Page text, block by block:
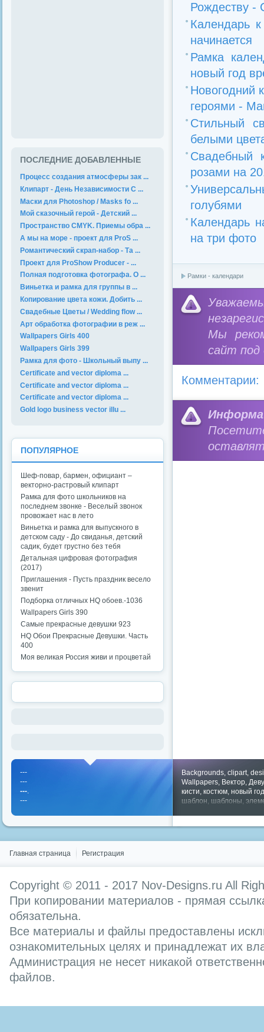
Рождеству -
Календарь
начинается
Рамка
новый год
Новогодний
героями -
Стильный
белыми
Свадебный
розами на
голубями
Календарь
на три фото
Рамки - календари
Мы
сайт под
Комментарии:
ПОСЛЕДНИЕ ДОБАВЛЕННЫЕ
Процесс создания атмосферы зак ...
Клипарт - День Независимости С ...
Маски для Photoshop / Masks fo ...
Мой сказочный герой - Детский ...
Пространство CMYK. Приемы обра ...
А мы на море - проект для ProS ...
Романтический скрап-набор - Та ...
Проект для ProShow Producer - ...
Полная подготовка фотографа. О ...
Виньетка и рамка для группы в ...
Копирование цвета кожи. Добить ...
Свадебные Цветы / Wedding flow ...
Арт обработка фотографии в реж ...
Wallpapers Girls 400
Wallpapers Girls 399
Рамка для фото - Школьный выпу ...
Certificate and vector diploma ...
Certificate and vector diploma ...
Certificate and vector diploma ...
Gold logo business vector illu ...
ПОПУЛЯРНОЕ
Шеф-повар, бармен, официант –
векторно-растровый клипарт
Рамка для фото школьников на
последнем звонке - Веселый звонок
провожает нас в лето
Виньетка и рамка для выпускного в
детском саду - До свиданья, детский
садик, будет грустно без тебя
Детальная цифровая фотография
(2017)
Приглашения - Пусть праздник весело
звенит
Подборка отличных HQ обоев.-1036
Wallpapers Girls 390
Самые прекрасные девушки 923
HQ Обои Прекрасные Девушки. Часть
400
Моя великая Россия живи и процветай
Backgrounds, clipart,
Wallpapers, Вектор,
кисти, костюм, новый год
шаблон, шаблоны,
---
---
---.
---
Главная страница Регистрация
Copyright © 2011 - 2017 Nov-Designs.ru All
При копировании материалов - прямая
обязательна.
Все материалы и файлы предоставлены
ознакомительных целях и принадлежат их
Администрация не несет никакой
файлов.